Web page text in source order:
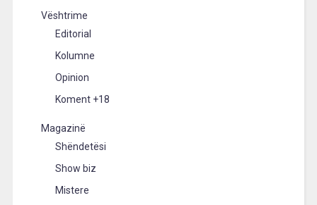
Vështrime
Editorial
Kolumne
Opinion
Koment +18
Magazinë
Shëndetësi
Show biz
Mistere